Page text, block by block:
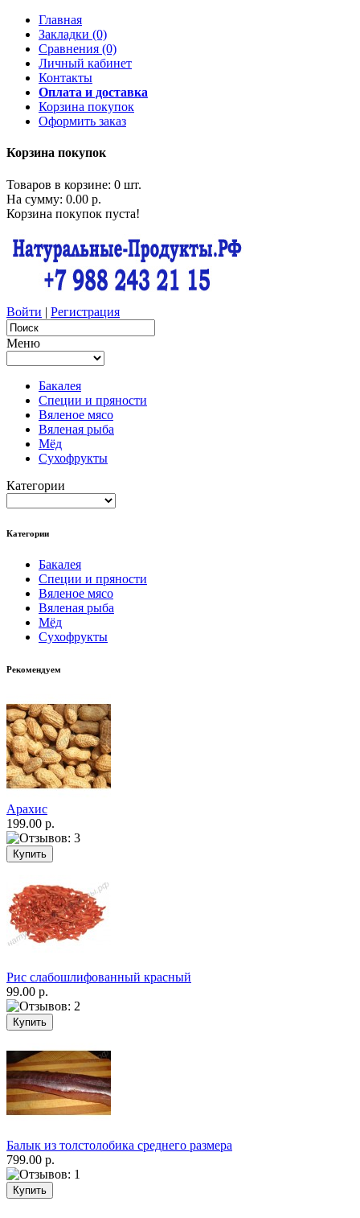
Главная
Закладки (0)
Сравнения (0)
Личный кабинет
Контакты
Оплата и доставка
Корзина покупок
Оформить заказ
Корзина покупок
Товаров в корзине: 0 шт.
На сумму: 0.00 р.
Корзина покупок пуста!
Войти | Регистрация
Меню
Бакалея
Специи и пряности
Вяленое мясо
Вяленая рыба
Мёд
Сухофрукты
Категории
Категории
Бакалея
Специи и пряности
Вяленое мясо
Вяленая рыба
Мёд
Сухофрукты
Рекомендуем
Арахис
199.00 р.
Рис слабошлифованный красный
99.00 р.
Балык из толстолобика среднего размера
799.00 р.